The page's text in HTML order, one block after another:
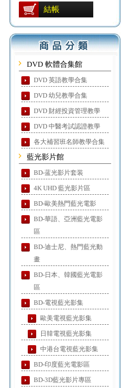
結帳
DVD 軟體合集館
DVD 英語教學合集
DVD 幼兒教學合集
DVD 財經投資管理教學
DVD 中醫考試認證教學
各大補習班名師教學合集
藍光影片館
BD-蓝光影片套装
4K UHD 藍光影片區
BD-歐美熱門藍光電影
BD-華語、亞洲藍光電影
區
BD-迪士尼、熱門藍光動
畫
BD-日本、韓國藍光電影
區
BD-電視藍光影集
歐美電視藍光影集
日韓電視藍光影集
中港台電視藍光影集
BD-印度藍光電影區
BD-3D藍光影片專區